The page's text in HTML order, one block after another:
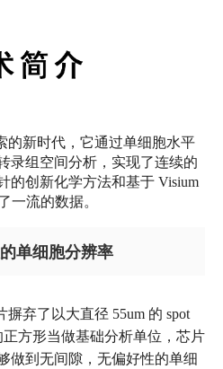
的新时代，它通过单细胞水平
录组空间分析，实现了连续的
的创新化学方法和基于 Visium
一流的数据。
单细胞分辨率
弃了以大直径 55um 的 spot
方形当做基础分析单位，芯片
做到无间隙，无偏好性的单细